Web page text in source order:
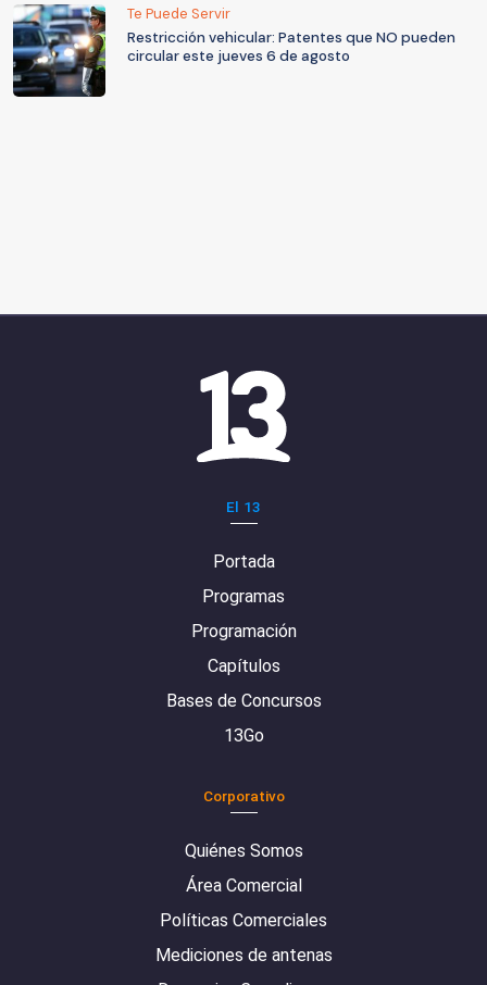
Te Puede Servir
Restricción vehicular: Patentes que NO pueden
circular este jueves 6 de agosto
El 13
Portada
Programas
Programación
Capítulos
Bases de Concursos
13Go
Corporativo
Quiénes Somos
Área Comercial
Políticas Comerciales
Mediciones de antenas